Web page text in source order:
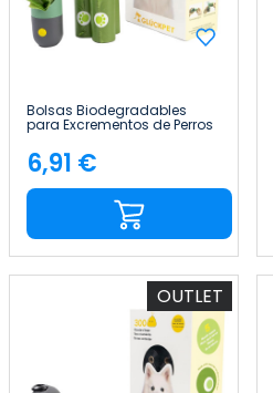
Bolsas Biodegradables
para Excrementos de Perros
con Dispensador Fragancia
Lavanda 300 Unidades
Glückpet
Precio
6,91 €
OUTLET